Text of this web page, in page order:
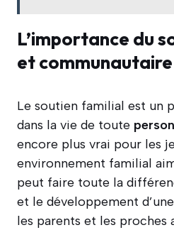
L’importance du
et communautaire
Le soutien familial est un
dans la vie de toute
encore plus vrai pour les
environnement familial
peut faire toute la
et le développement d’une
les parents et les proches